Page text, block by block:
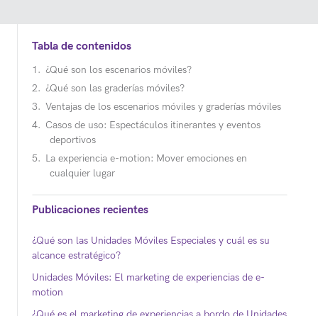
Tabla de contenidos
¿Qué son los escenarios móviles?
¿Qué son las graderías móviles?
Ventajas de los escenarios móviles y graderías móviles
Casos de uso: Espectáculos itinerantes y eventos
deportivos
La experiencia e-motion: Mover emociones en
cualquier lugar
Publicaciones recientes
¿Qué son las Unidades Móviles Especiales y cuál es su
alcance estratégico?
Unidades Móviles: El marketing de experiencias de e-
motion